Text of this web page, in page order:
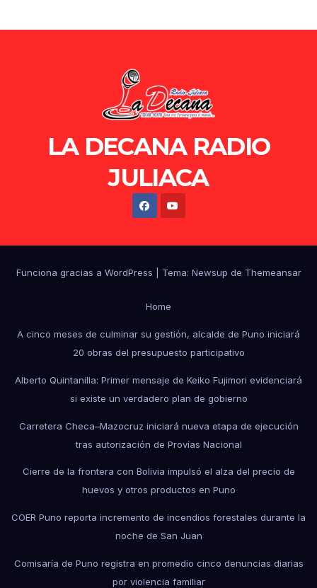
LA DECANA RADIO
JULIACA
Funciona gracias a WordPress Tema: Newsup de Themeansar
Home
A cinco meses de culminar su gestión, alcalde de Puno iniciará
20 obras del presupuesto participativo
Alberto Quintanilla: Primer mensaje de Keiko Fujimori evidenciará
si existe un verdadero plan de gobierno
Carretera Checa–Mazocruz iniciará nueva etapa de ejecución
tras autorización de Provías Nacional
Cierre de la frontera con Bolivia impulsó el alza del precio de
huevos y otros productos en Puno
COER Puno reporta incremento de incendios forestales durante la
noche de San Juan
Comisaría de Puno registra en promedio cinco denuncias diarias
por violencia familiar